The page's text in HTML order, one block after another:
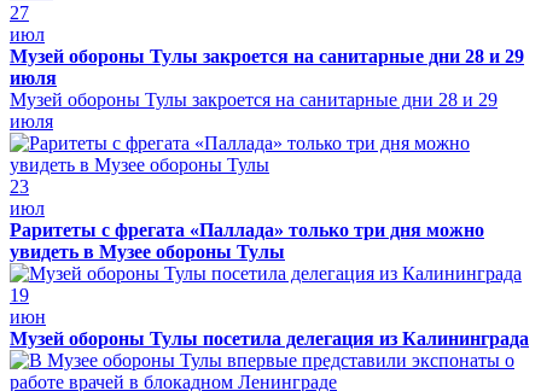
27
июл
Музей обороны Тулы закроется на санитарные дни 28 и 29
июля
Музей обороны Тулы закроется на санитарные дни 28 и 29
июля
23
июл
Раритеты с фрегата «Паллада» только три дня можно
увидеть в Музее обороны Тулы
19
июн
Музей обороны Тулы посетила делегация из Калининграда